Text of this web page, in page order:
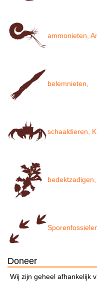
ammonieten,
belemnieten,
schaaldieren,
Doneer
Wij zijn geheel afhankelijk